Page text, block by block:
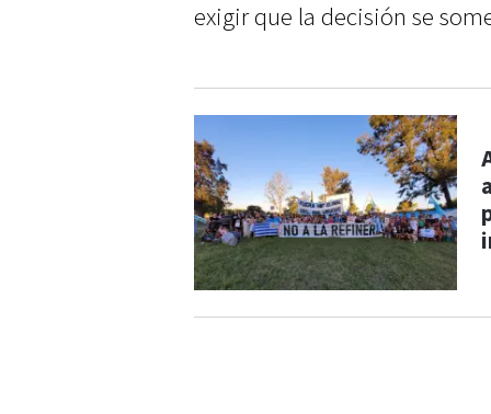
exigir que la decisión se